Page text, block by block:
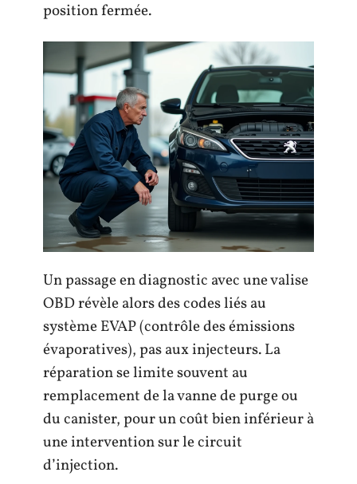
position fermée.
Un passage en diagnostic avec une valise
OBD révèle alors des codes liés au
système EVAP (contrôle des émissions
évaporatives), pas aux injecteurs. La
réparation se limite souvent au
remplacement de la vanne de purge ou
du canister, pour un coût bien inférieur à
une intervention sur le circuit
d’injection.